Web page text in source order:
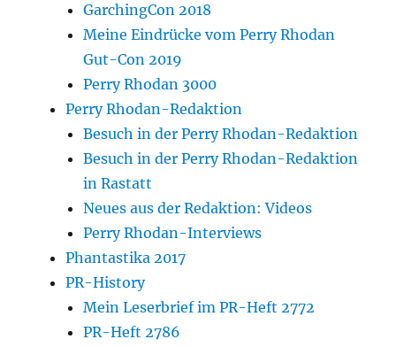
GarchingCon 2018
Meine Eindrücke vom Perry Rhodan
Gut-Con 2019
Perry Rhodan 3000
Perry Rhodan-Redaktion
Besuch in der Perry Rhodan-Redaktion
Besuch in der Perry Rhodan-Redaktion
in Rastatt
Neues aus der Redaktion: Videos
Perry Rhodan-Interviews
Phantastika 2017
PR-History
Mein Leserbrief im PR-Heft 2772
PR-Heft 2786